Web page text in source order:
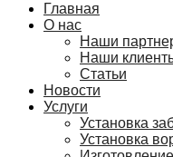
Главная
О нас
Наши
Наши
Статьи
Новости
Услуги
Установка
Установка